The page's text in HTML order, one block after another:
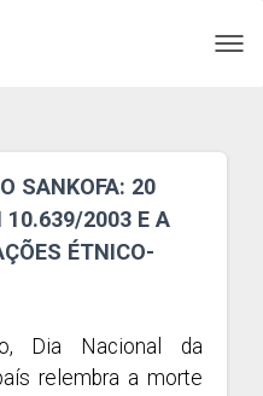
SANKOFA: 20
10.639/2003 E A
ÉTNICO-
Dia Nacional da
relembra a morte